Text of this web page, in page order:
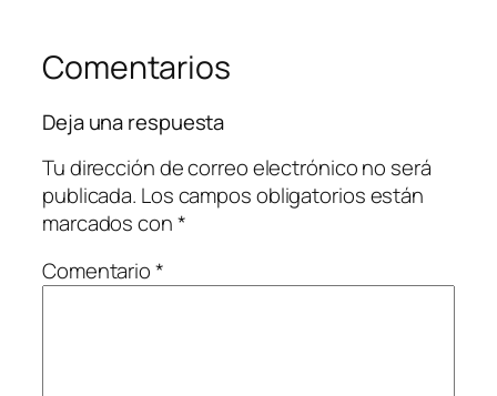
Comentarios
Deja una respuesta
Tu dirección de correo electrónico no será
publicada. Los campos obligatorios están
marcados con*
Comentario*